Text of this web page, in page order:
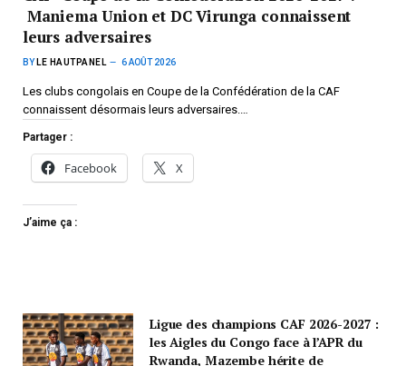
Maniema Union et DC Virunga connaissent
leurs adversaires
BY LE HAUTPANEL 6 AOÛT 2026
Les clubs congolais en Coupe de la Confédération de la CAF
connaissent désormais leurs adversaires.…
Partager :
Facebook X
J’aime ça :
Ligue des champions CAF 2026-2027 :
les Aigles du Congo face à l’APR du
Rwanda, Mazembe hérite de